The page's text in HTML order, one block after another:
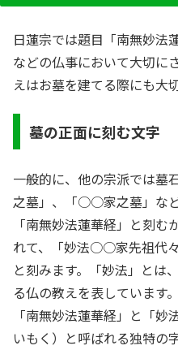
日蓮宗では題目「南無妙法
などの仏事において大切に
えはお墓を建てる際にも大
墓の正面に刻む文字
一般的に、他の宗派では
之墓」、「○○家之墓」な
「南無妙法蓮華経」と刻
れて、「妙法○○家先祖代
と刻みます。「妙法」とは
る仏の教えを表しています。
「南無妙法蓮華経」と「
いもく）と呼ばれる独特の